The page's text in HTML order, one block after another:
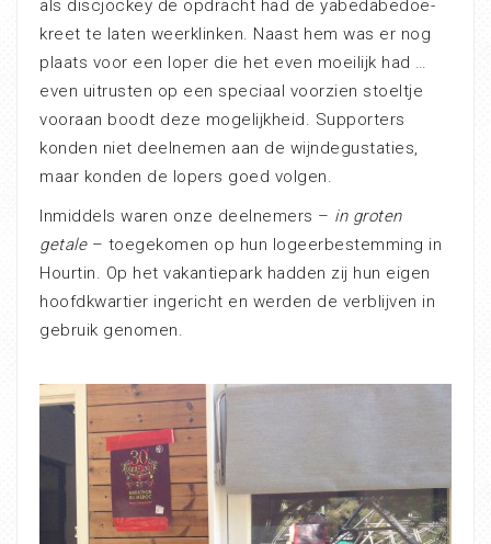
als discjockey de opdracht had de yabedabedoe-
kreet te laten weerklinken. Naast hem was er nog
plaats voor een loper die het even moeilijk had …
even uitrusten op een speciaal voorzien stoeltje
vooraan boodt deze mogelijkheid. Supporters
konden niet deelnemen aan de wijndegustaties,
maar konden de lopers goed volgen.
Inmiddels waren onze deelnemers – in groten
getale– toegekomen op hun logeerbestemming in
Hourtin. Op het vakantiepark hadden zij hun eigen
hoofdkwartier ingericht en werden de verblijven in
gebruik genomen.